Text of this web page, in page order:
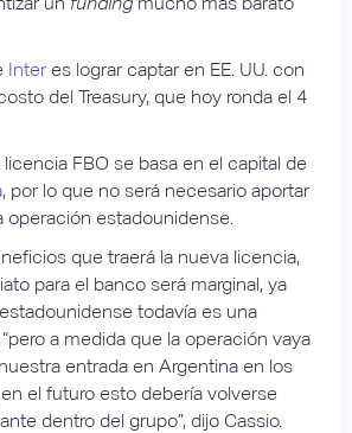
Inter es lograr captar en EE. UU. con
del Treasury, que hoy ronda el 4
FBO se basa en el capital de
, por lo que no será necesario aportar
operación estadounidense.
que traerá la nueva licencia,
para el banco será marginal, ya
todavía es una
a medida que la operación vaya
entrada en Argentina en los
el futuro esto debería volverse
dentro del grupo”, dijo Cassio.